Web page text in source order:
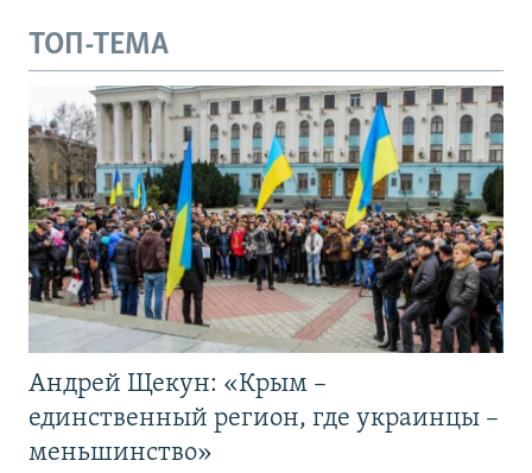
ТОП-ТЕМА
Андрей Щекун: «Крым –
единственный регион, где украинцы –
меньшинство»